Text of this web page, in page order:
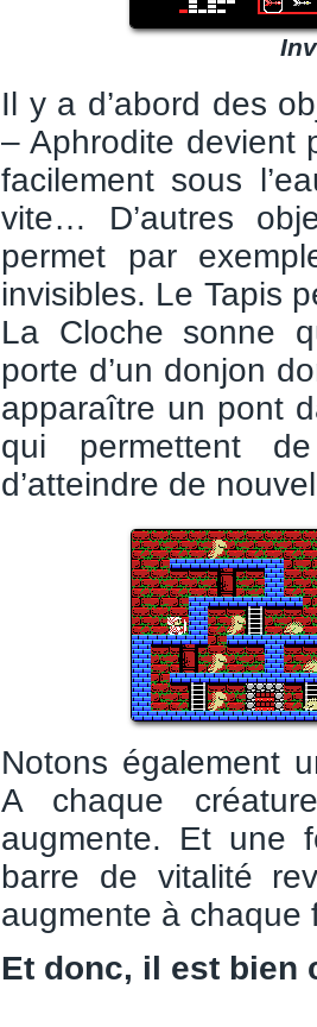
Il y a d’abord des
– Aphrodite devient
facilement sous
vite… D’autres
permet par
invisibles. Le Tapis
La Cloche sonne
porte d’un donjon
apparaître un pont
qui permettent
d’atteindre de
Notons également
A chaque
augmente. Et une
barre de vitalité
augmente à chaque
Et donc, il est bien